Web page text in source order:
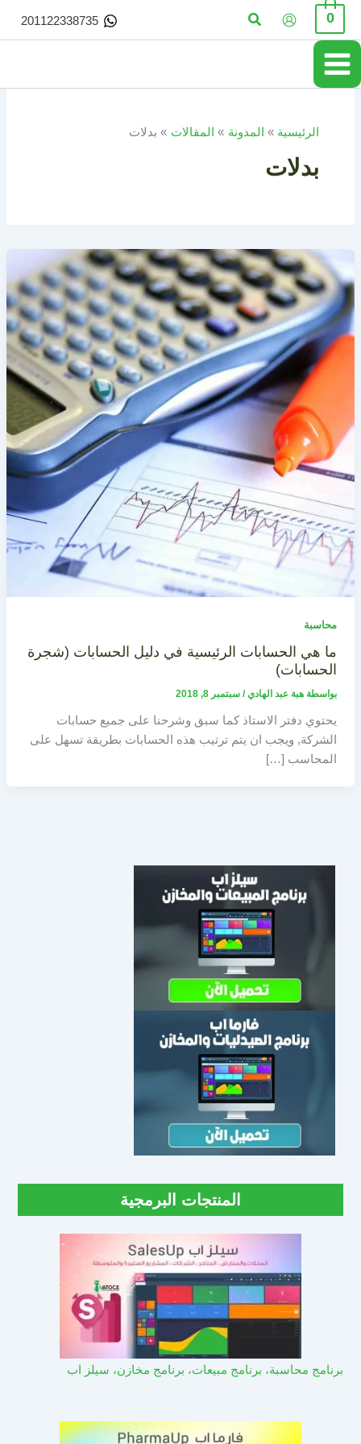
تخطي
المحتوى
0 البحث 201122338735
الرئيسية المدونة المقالات بدلات
بدلات
محاسبة
ما هي الحسابات الرئيسية في دليل الحسابات (شجرة
الحسابات)
بواسطة هبة عبد الهادي/ سبتمبر 8, 2018
يحتوي دفتر الاستاذ كما سبق وشرحنا على جميع حسابات
الشركة, ويجب ان يتم ترتيب هذه الحسابات بطريقة تسهل على
المحاسب […]
المنتجات البرمجية
برنامج محاسبة، برنامج مبيعات، برنامج مخازن، سيلز اب